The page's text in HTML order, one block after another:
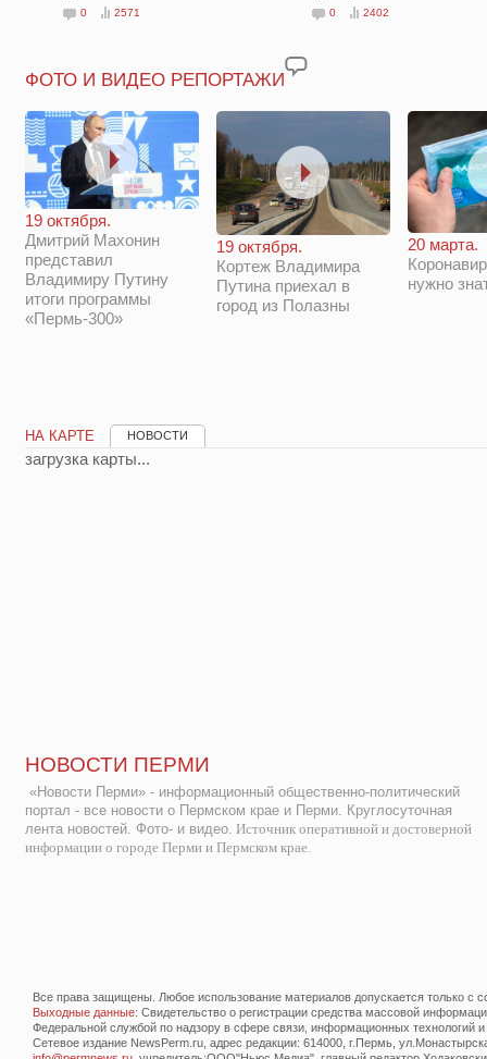
0 2571 0 2402
ФОТО И ВИДЕО РЕПОРТАЖИ
19 октября.
Дмитрий Махонин
представил
Владимиру Путину
итоги программы
«Пермь-300»
19 октября.
Кортеж Владимира
Путина приехал в
город из Полазны
20 марта.
нужно
НА КАРТЕ НОВОСТИ
загрузка карты...
НОВОСТИ ПЕРМИ
«Новости Перми» - информационный общественно-политический
портал - все новости о Пермском крае и Перми. Круглосуточная
лента новостей. Фото- и видео. Источник оперативной и достоверной
информации о городе Перми и Пермском крае.
Все права защищены. Любое использование материалов допускается только с
Выходные данные: Свидетельство о регистрации средства массовой
Федеральной службой по надзору в сфере связи, информационных технологий
Сетевое издание NewsPerm.ru, адрес редакции: 614000, г.Пермь,